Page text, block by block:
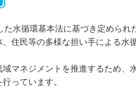
水循環基本法に基づき定められ
住民等の多様な担い手による水
マネジメントを推進するため、
っています。